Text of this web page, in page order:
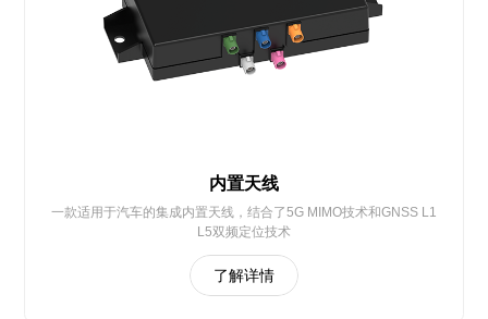
内置天线
一款适用于汽车的集成内置天线，结合了5G MIMO技术和GNSS L1
L5双频定位技术
了解详情